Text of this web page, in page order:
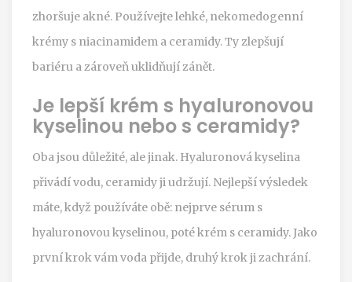
zhoršuje akné. Používejte lehké, nekomedogenní
krémy s niacinamidem a ceramidy. Ty zlepšují
bariéru a zároveň uklidňují zánět.
Je lepší krém s hyaluronovou
kyselinou nebo s ceramidy?
Oba jsou důležité, ale jinak. Hyaluronová kyselina
přivádí vodu, ceramidy ji udržují. Nejlepší výsledek
máte, když používáte obě: nejprve sérum s
hyaluronovou kyselinou, poté krém s ceramidy. Jako
první krok vám voda přijde, druhý krok ji zachrání.